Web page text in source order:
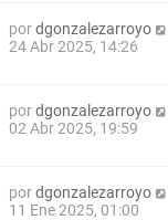
pordgonzalezarroyo
24 Abr 2025, 14:26
pordgonzalezarroyo
02 Abr 2025, 19:59
pordgonzalezarroyo
11 Ene 2025, 01:00